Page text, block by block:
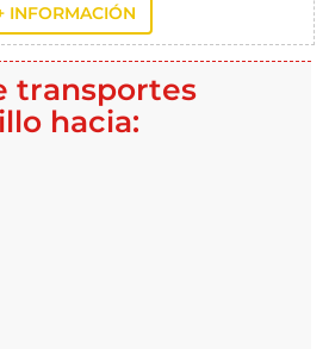
INFORMACIÓN
transportes
hacia: